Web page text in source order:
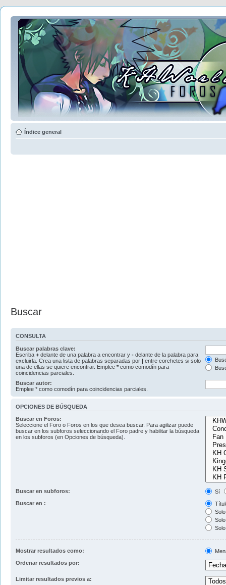
Índice general
Buscar
CONSULTA
Buscar palabras clave:
Escriba + delante de una palabra a encontrar y - delante de la palabra para
excluirla. Crea una lista de palabras separadas por | entre corchetes si solo
una de ellas se quiere encontrar. Emplee * como comodín para
coincidencias parciales.
Buscar autor:
Emplee * como comodín para coincidencias parciales.
OPCIONES DE BÚSQUEDA
Buscar en Foros:
Seleccione el Foro o Foros en los que desea buscar. Para agilizar puede
buscar en los subforos seleccionando el Foro padre y habilitar la búsqueda
en los subforos (en Opciones de búsqueda).
Buscar en subforos:
Sí
Buscar en :
Mostrar resultados como:
Ordenar resultados por:
Limitar resultados previos a: